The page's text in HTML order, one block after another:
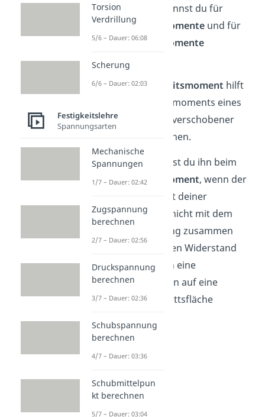
steinerscher Satz kannst du für
Flächenträgheitsmomenteund für
Massenträgheitsmomente
berechnen.
Beim Massenträgheitsmoment hilft
er dir, das Trägheitsmoments eines
Körpers bei parallel verschobener
Drehachse zu berechen.
Hingegen verwendest du ihn beim
Flächenträgheitsmoment, wenn der
Flächenschwerpunkt deiner
Querschnittsfläche nicht mit dem
Koordinatenursprung zusammen
fällt. So kannst du den Widerstand
eines Bauteils gegen eine
Verformung bezogen auf eine
beliebigeQuerschnittsfläche
Torsion
Verdrillung
5/6 – Dauer: 06:08
Scherung
6/6 – Dauer: 02:03
Festigkeitslehre
Spannungsarten
Mechanische
Spannungen
1/7 – Dauer: 02:42
Zugspannung
berechnen
2/7 – Dauer: 02:56
Druckspannung
berechnen
3/7 – Dauer: 02:36
Schubspannung
berechnen
4/7 – Dauer: 03:36
Schubmittelpun
kt berechnen
5/7 – Dauer: 03:04